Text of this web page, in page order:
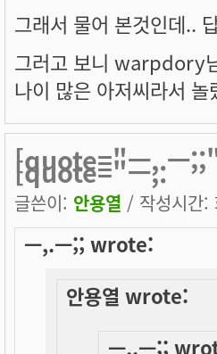
그래서 물어 본것인데..
그러고 보니 warpdory
나이 많은 아저씨라서 놀
[quote="ㅡ,.ㅡ
[quote="ㅡ,.
글쓴이: 안용열 / 작성시간
ㅡ,.ㅡ;; wrote:
안용열 wrote:
ㅡ,.ㅡ;;